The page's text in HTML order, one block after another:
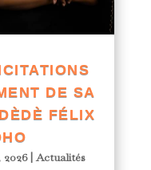
DE SA
FÉLIX
2026|Actualités